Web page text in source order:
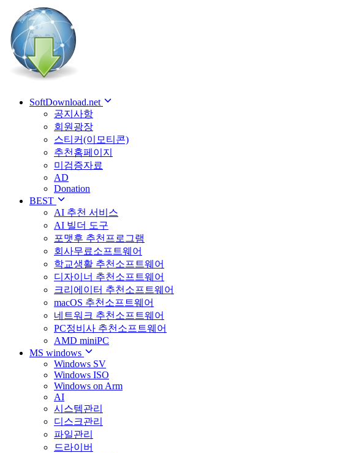
SoftDownload.net
공지사항
회원광장
스티커(이모티콘)
추천홈페이지
미검증자료
AD
Donation
BEST
AI 추천 서비스
AI 빌더 도구
포맷후 추천프로그램
회사무료소프트웨어
학교생활 추천소프트웨어
디자이너 추천소프트웨어
크리에이터 추천소프트웨어
macOS 추천소프트웨어
네트워크 추천소프트웨어
PC정비사 추천소프트웨어
AMD miniPC
MS windows
Windows SV
Windows ISO
Windows on Arm
AI
시스템관리
디스크관리
파일관리
드라이버